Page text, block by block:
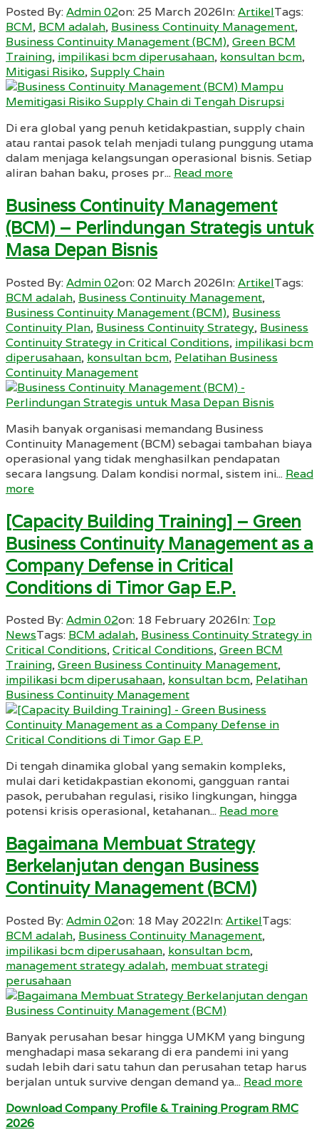
Posted By:Admin 02on: 25 March 2026In:ArtikelTags:
BCM, BCM adalah, Business Continuity Management,
Business Continuity Management (BCM),Green BCM
Training, impilikasi bcm diperusahaan, konsultan bcm,
Mitigasi Risiko,Supply Chain
Di era global yang penuh ketidakpastian, supply chain
atau rantai pasok telah menjadi tulang punggung utama
dalam menjaga kelangsungan operasional bisnis. Setiap
aliran bahan baku, proses pr... Read more
Business Continuity Management
(BCM) – Perlindungan Strategis untuk
Masa Depan Bisnis
Posted By:Admin 02on:02 March 2026In:ArtikelTags:
BCM adalah, Business Continuity Management,
Business Continuity Management (BCM), Business
Continuity Plan, Business Continuity Strategy, Business
Continuity Strategy in Critical Conditions, impilikasi bcm
diperusahaan, konsultan bcm, Pelatihan Business
Continuity Management
Masih banyak organisasi memandang Business
Continuity Management (BCM) sebagai tambahan biaya
operasional yang tidak menghasilkan pendapatan
secara langsung. Dalam kondisi normal, sistem ini... Read
more
[Capacity Building Training] – Green
Business Continuity Management as a
Company Defense in Critical
Conditions di Timor Gap E.P.
Posted By:Admin 02on: 18 February 2026In: Top
NewsTags: BCM adalah, Business Continuity Strategy in
Critical Conditions,Critical Conditions,Green BCM
Training,Green Business Continuity Management,
impilikasi bcm diperusahaan, konsultan bcm, Pelatihan
Business Continuity Management
Di tengah dinamika global yang semakin kompleks,
mulai dari ketidakpastian ekonomi, gangguan rantai
pasok, perubahan regulasi, risiko lingkungan, hingga
potensi krisis operasional, ketahanan... Read more
Bagaimana Membuat Strategy
Berkelanjutan dengan Business
Continuity Management (BCM)
Posted By:Admin 02on: 18 May 2022In:ArtikelTags:
BCM adalah, Business Continuity Management,
impilikasi bcm diperusahaan, konsultan bcm,
management strategy adalah, membuat strategi
perusahaan
Banyak perusahan besar hingga UMKM yang bingung
menghadapi masa sekarang di era pandemi ini yang
sudah lebih dari satu tahun dan perusahan tetap harus
berjalan untuk survive dengan demand ya... Read more
Download Company Profile & Training Program RMC
2026